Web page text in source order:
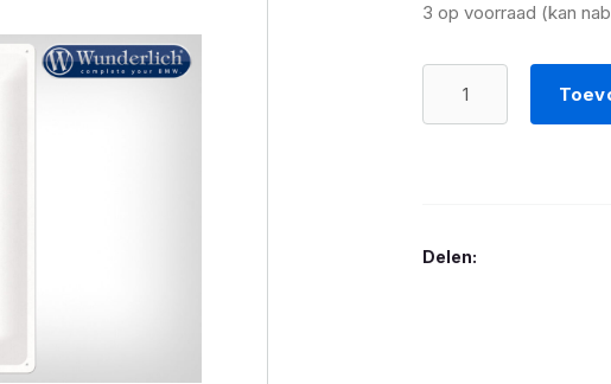
3 op voorraad (kan
40
Delen: